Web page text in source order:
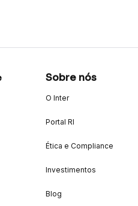
Sobre nós
O Inter
Portal RI
Ética e Compliance
Investimentos
Blog